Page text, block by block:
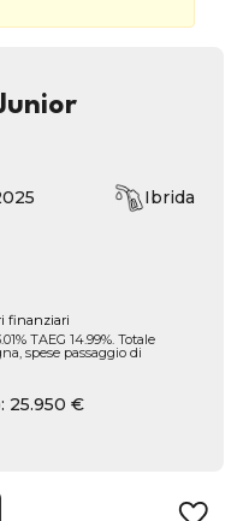
Ibrida
finanziari
TAEG 14.99%. Totale
spese passaggio di
25.950 €